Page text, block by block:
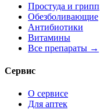
Простуда и грипп
Обезболивающие
Антибиотики
Витамины
Все препараты →
Сервис
О сервисе
Для аптек